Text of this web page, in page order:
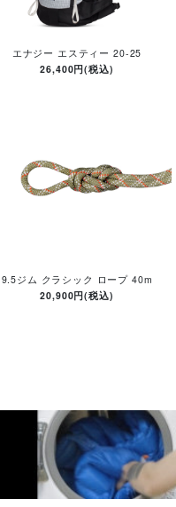
エナジー エスティー 20-25
26,400円(税込)
9.5ジム クラシック ロープ 40m
20,900円(税込)